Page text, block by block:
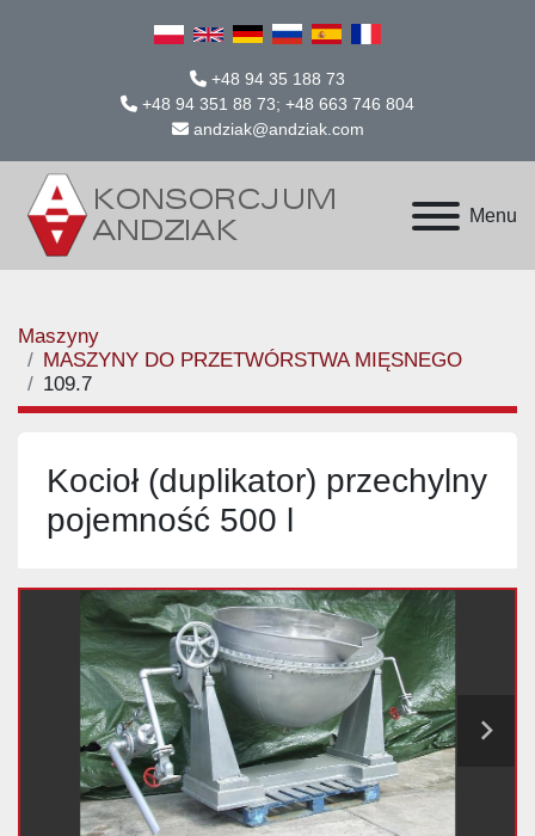
+48 94 35 188 73
+48 94 351 88 73; +48 663 746 804
andziak@andziak.com
Menu
Maszyny
MASZYNY DO PRZETWÓRSTWA MIĘSNEGO
109.7
Kocioł (duplikator) przechylny
pojemność 500 l